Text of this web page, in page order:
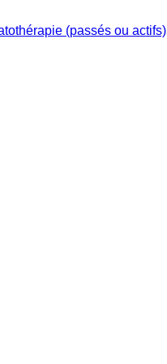
(passés ou actifs)